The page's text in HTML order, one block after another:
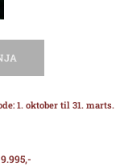
1. oktober til 31. marts.